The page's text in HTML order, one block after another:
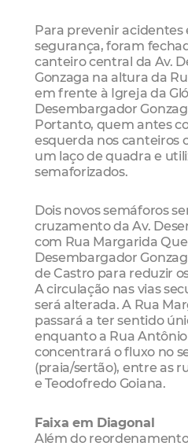
Para prevenir acidentes
segurança, foram
canteiro central da Av.
Gonzaga na altura da
em frente à Igreja da
Desembargador
Portanto, quem antes
esquerda nos canteiros
um laço de quadra e
semaforizados.
Dois novos semáforos
cruzamento da Av.
com Rua Margarida
Desembargador
de Castro para reduzir
A circulação nas vias
será alterada. A Rua
passará a ter sentido
enquanto a Rua
concentrará o fluxo no
(praia/sertão), entre as
e Teodofredo Goiana.
Faixa em Diagonal
Além do